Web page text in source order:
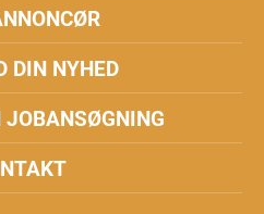
DIN NYHED
JOBANSØGNING